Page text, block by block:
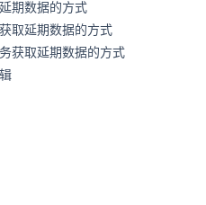
期数据的方式
取延期数据的方式
获取延期数据的方式